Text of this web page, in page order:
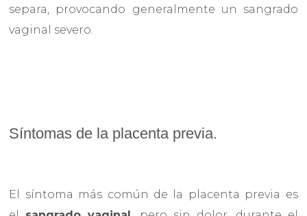
separa, provocando generalmente un sangrado
vaginal severo.
Síntomas de la placenta previa.
El síntoma más común de la placenta previa es